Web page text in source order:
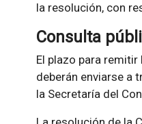
la resolución, con
Consulta
El plazo para
deberán enviarse a
la Secretaría del